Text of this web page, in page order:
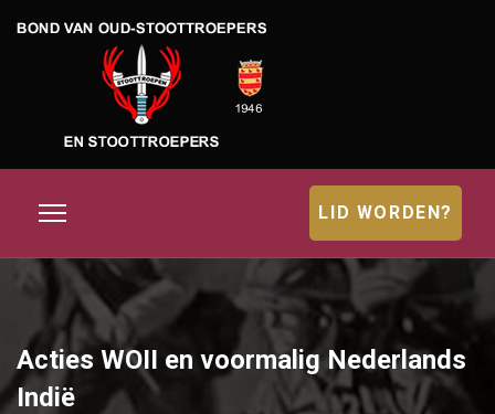
LID WORDEN?
Acties WOII en voormalig Nederlands
Indië